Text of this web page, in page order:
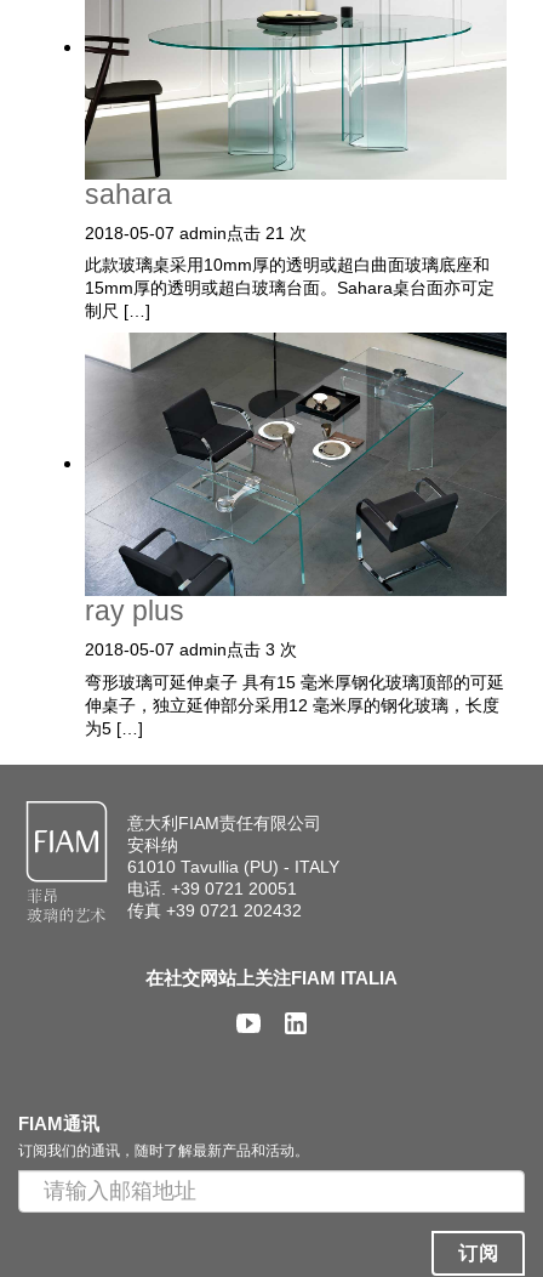
sahara
2018-05-07 admin 点击 21 次
此款玻璃桌采用10mm厚的透明或超白曲面玻璃底座和
15mm厚的透明或超白玻璃台面。Sahara桌台面亦可定
制尺 […]
ray plus
2018-05-07 admin点击 3 次
弯形玻璃可延伸桌子 具有15 毫米厚钢化玻璃顶部的可延
伸桌子，独立延伸部分采用12 毫米厚的钢化玻璃，长度
为5 […]
意大利FIAM责任有限公司
安科纳
61010 Tavullia (PU) - ITALY
电话. +39 0721 20051
传真 +39 0721 202432
在社交网站上关注FIAM ITALIA
FIAM通讯
订阅我们的通讯，随时了解最新产品和活动。
订阅